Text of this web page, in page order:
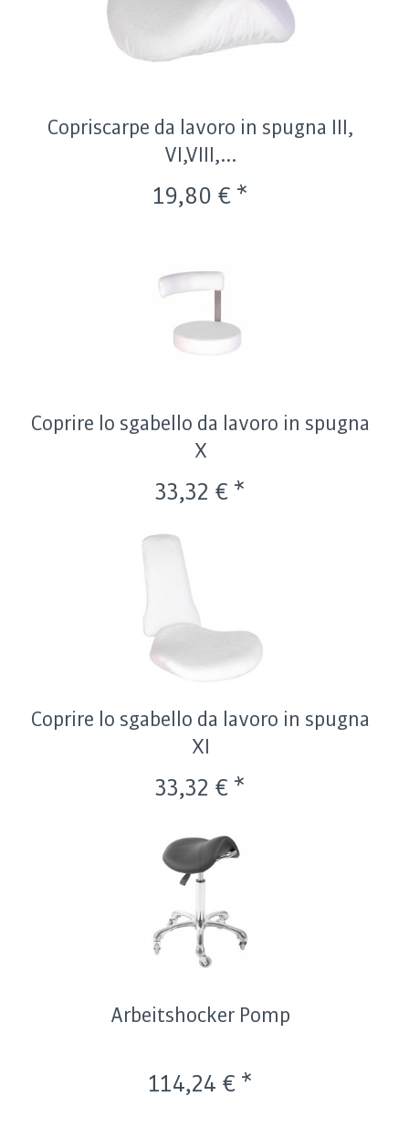
Copriscarpe da lavoro in spugna III,
VI,VIII,...
19,80 € *
Coprire lo sgabello da lavoro in spugna
X
33,32 € *
Coprire lo sgabello da lavoro in spugna
XI
33,32 € *
Arbeitshocker Pomp
114,24 € *